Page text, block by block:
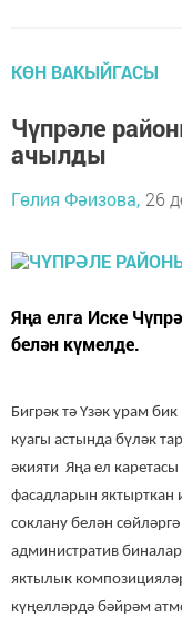
КӨН ВАКЫЙГАСЫ
Чүпрәле
ачылды
Гөлия Фәизова, 26
Яңа елга Иске
белән күмелде.
Бигрәк тә Үзәк урам
куагы астында бүләк
әкияти Яңа ел каретасы
фасадларын яктырткан
соклану белән
административ
яктылык
күңелләрдә бәйрәм